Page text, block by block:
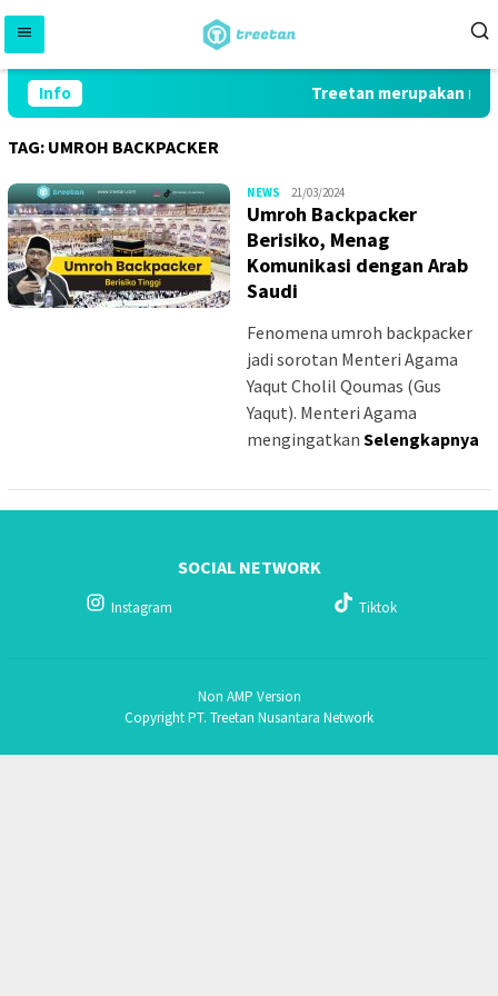
Skip
content
Info Treetan merupakan
TAG: UMROH BACKPACKER
NEWS MS_W
21/03/2024
Umroh Backpacker
Berisiko, Menag
Komunikasi dengan Arab
Saudi
Fenomena umroh backpacker
jadi sorotan Menteri Agama
Yaqut Cholil Qoumas (Gus
Yaqut). Menteri Agama
mengingatkan Selengkapnya
SOCIAL NETWORK
Instagram Tiktok
Non AMP Version
Copyright PT. Treetan Nusantara Network